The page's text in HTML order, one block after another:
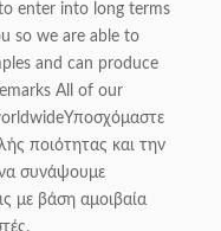
to enter into long terms
so we are able to
and can produce
All of our
ποιότητας και την
συνάψουμε
με βάση αμοιβαία